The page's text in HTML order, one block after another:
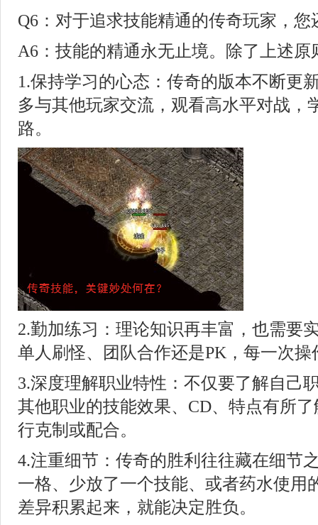
Q6：对于追求技能精通的传奇玩家，您
A6：技能的精通永无止境。除了上述原
1.保持学习的心态：传奇的版本不断更
多与其他玩家交流，观看高水平对战，
路。
2.勤加练习：理论知识再丰富，也需要
单人刷怪、团队合作还是PK，每一次
3.深度理解职业特性：不仅要了解自己
其他职业的技能效果、CD、特点有所
行克制或配合。
4.注重细节：传奇的胜利往往藏在细节
一格、少放了一个技能、或者药水使用
差异积累起来，就能决定胜负。